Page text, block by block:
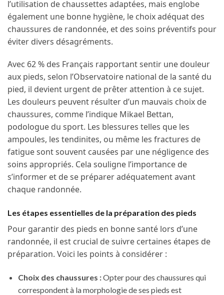
l’utilisation de chaussettes adaptées, mais englobe
également une bonne hygiène, le choix adéquat des
chaussures de randonnée, et des soins préventifs pour
éviter divers désagréments.
Avec 62 % des Français rapportant sentir une douleur
aux pieds, selon l’Observatoire national de la santé du
pied, il devient urgent de prêter attention à ce sujet.
Les douleurs peuvent résulter d’un mauvais choix de
chaussures, comme l’indique Mikael Bettan,
podologue du sport. Les blessures telles que les
ampoules, les tendinites, ou même les fractures de
fatigue sont souvent causées par une négligence des
soins appropriés. Cela souligne l’importance de
s’informer et de se préparer adéquatement avant
chaque randonnée.
Les étapes essentielles de la préparation des pieds
Pour garantir des pieds en bonne santé lors d’une
randonnée, il est crucial de suivre certaines étapes de
préparation. Voici les points à considérer :
Choix des chaussures :Opter pour des chaussures qui
correspondent à la morphologie de ses pieds est